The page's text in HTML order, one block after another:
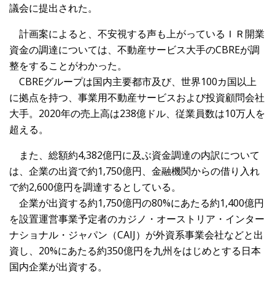
議会に提出された。
計画案によると、不安視する声も上がっているＩＲ開業
資金の調達については、不動産サービス大手のCBREが調
整をすることがわかった。
CBREグループは国内主要都市及び、世界100カ国以上
に拠点を持つ、事業用不動産サービスおよび投資顧問会社
大手。2020年の売上高は238億ドル、従業員数は10万人を
超える。
また、総額約4,382億円に及ぶ資金調達の内訳について
は、企業の出資で約1,750億円、金融機関からの借り入れ
で約2,600億円を調達するとしている。
企業が出資する約1,750億円の80%にあたる約1,400億円
を設置運営事業予定者のカジノ・オーストリア・インター
ナショナル・ジャパン（CAIJ）が外資系事業会社などと出
資し、20%にあたる約350億円を九州をはじめとする日本
国内企業が出資する。